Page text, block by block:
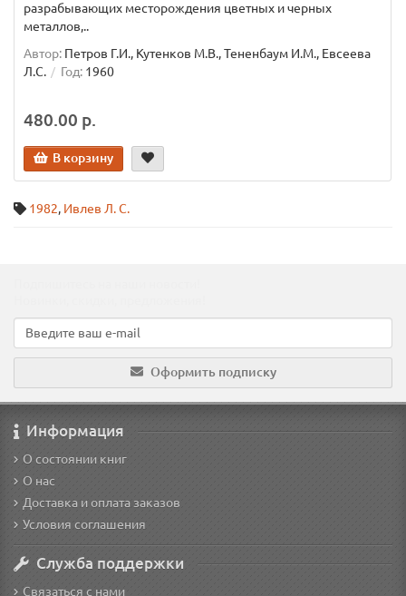
разрабывающих месторождения цветных и черных
металлов,..
Автор: Петров Г.И., Кутенков М.В., Тененбаум И.М., Евсеева
Л.С.
Год: 1960
480.00 р.
В корзину
1982, Ивлев Л. С.
Оформить подписку
Информация
О состоянии книг
О нас
Доставка и оплата заказов
Условия соглашения
Служба поддержки
Связаться с нами